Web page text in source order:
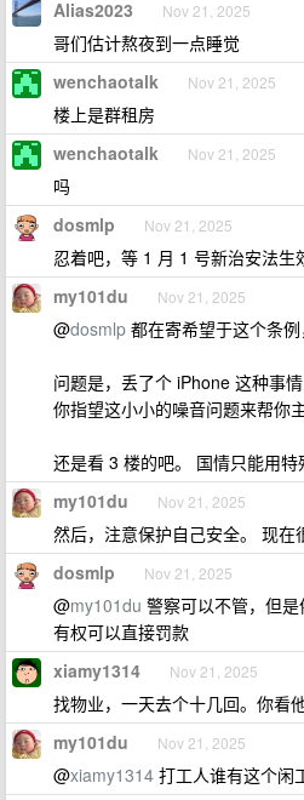
Alias2023 Nov 21, 2025
哥们估计熬夜到一点睡觉
wenchaotalk Nov 21, 2025
楼上是群租房
wenchaotalk Nov 21, 2025
吗
dosmlp Nov 21, 2025
忍着吧，等 1 月 1 号新治安法生
my101du Nov 21, 2025
@dosmlp 都在寄希望于这个条例
问题是，丢了个 iPhone 这种事
你指望这小小的噪音问题来帮你
还是看 3 楼的吧。 国情只能用特
my101du Nov 21, 2025
然后，注意保护自己安全。 现在
dosmlp Nov 21, 2025
@my101du 警察可以不管，但
有权可以直接罚款
xiamy1314 Nov 21, 2025
找物业，一天去个十几回。你看
my101du Nov 21, 2025
@xiamy1314 打工人谁有这个闲